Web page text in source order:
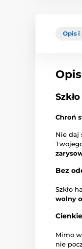
Opis i
Chroń
Nie daj
Bez
Szkło
wolny
Mimo
nie